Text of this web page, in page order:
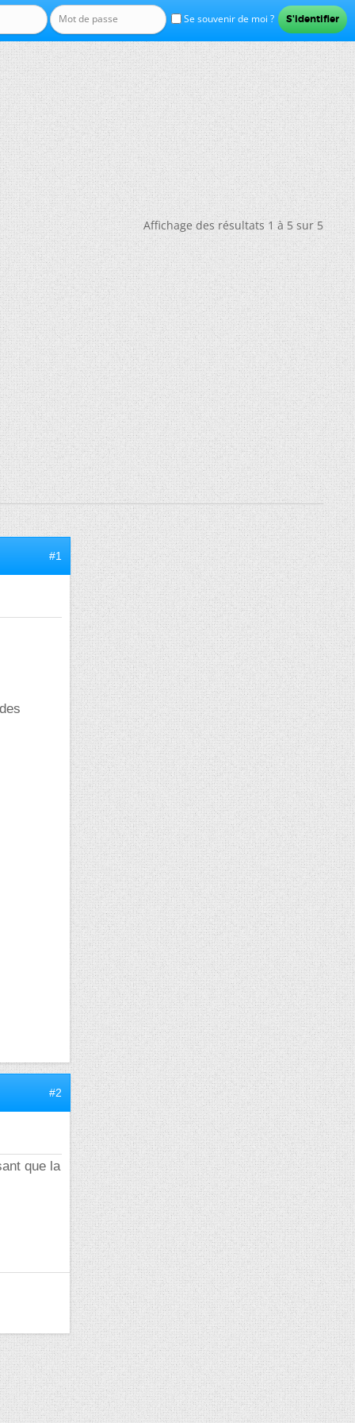
Se souvenir de moi ?
Affichage des résultats 1 à 5 sur 5
#1
#2
que la